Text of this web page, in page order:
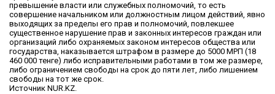
превышение власти или служебных полномочий, то есть
совершение начальником или должностным лицом действий, явно
выходящих за пределы его прав и полномочий, повлекшее
существенное нарушение прав и законных интересов граждан или
организаций либо охраняемых законом интересов общества или
государства, наказывается штрафом в размере до 5000 МРП (18
460 000 тенге) либо исправительными работами в том же размере,
либо ограничением свободы на срок до пяти лет, либо лишением
свободы на тот же срок.
Источник NUR.KZ.